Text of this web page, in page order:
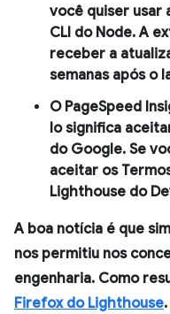
você quiser usar
CLI do Node. A
receber a
semanas após o
O PageSpeed
lo significa
do Google. Se
aceitar os
Lighthouse do
A boa notícia é que
nos permitiu nos
engenharia. Como
Firefox do Lighthouse.